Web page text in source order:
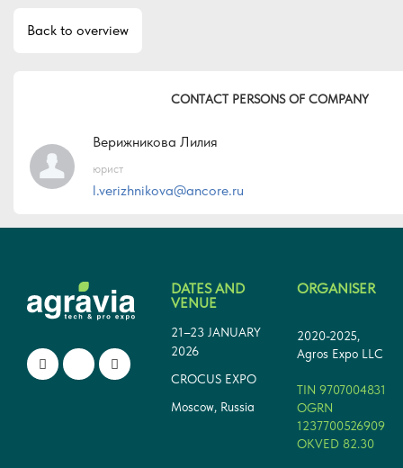
Back to overview
CONTACT PERSONS OF COMPANY
Верижникова Лилия
юрист
l.verizhnikova@ancore.ru
DATES AND
VENUE
21–23 JANUARY
2026
CROCUS EXPO
Moscow, Russia
ORGANISER
2020-2025,
Agros Expo LLC
TIN 9707004831
OGRN
1237700526909
OKVED 82.30